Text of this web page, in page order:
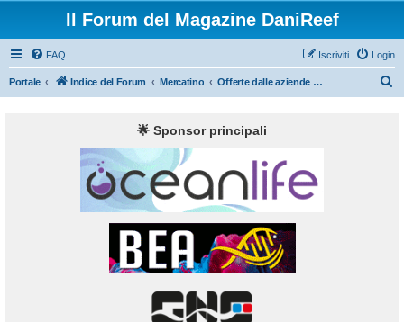
Il Forum del Magazine DaniReef
FAQ Login
Iscriviti
Portale Indice del Forum Mercatino Offerte dalle aziende del mondo acquario: Sconti e Codici sconto
🌟 Sponsor principali